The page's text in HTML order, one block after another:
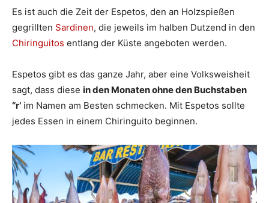
Es ist auch die Zeit der Espetos, den an Holzspießen
gegrillten Sardinen, die jeweils im halben Dutzend in den
Chiringuitos entlang der Küste angeboten werden.
Espetos gibt es das ganze Jahr, aber eine Volksweisheit
sagt, dass diese in den Monaten ohne den Buchstaben
“r’ im Namen am Besten schmecken. Mit Espetos sollte
jedes Essen in einem Chiringuito beginnen.